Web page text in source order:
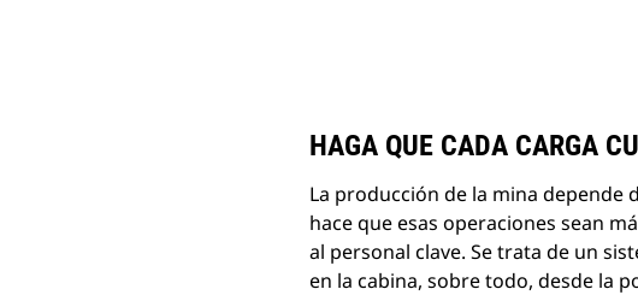
HAGA QUE CADA CARGA
La producción de la mina depende
hace que esas operaciones sean
al personal clave. Se trata de un
en la cabina, sobre todo, desde la